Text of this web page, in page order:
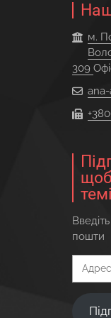
м.
309
пошти
Адреса